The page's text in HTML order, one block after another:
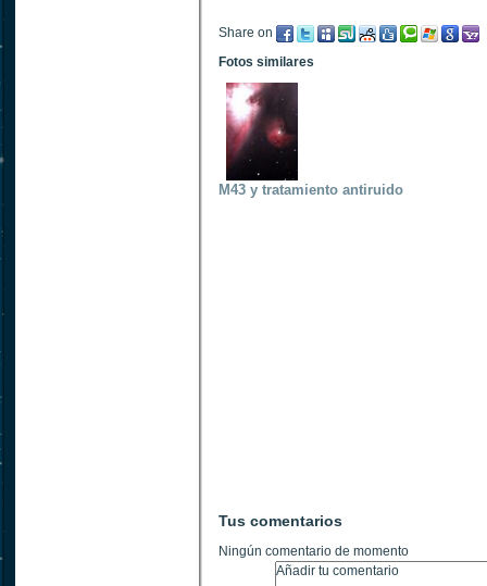
Share on
Fotos similares
M43 y tratamiento antiruido
Tus comentarios
Ningún comentario de momento